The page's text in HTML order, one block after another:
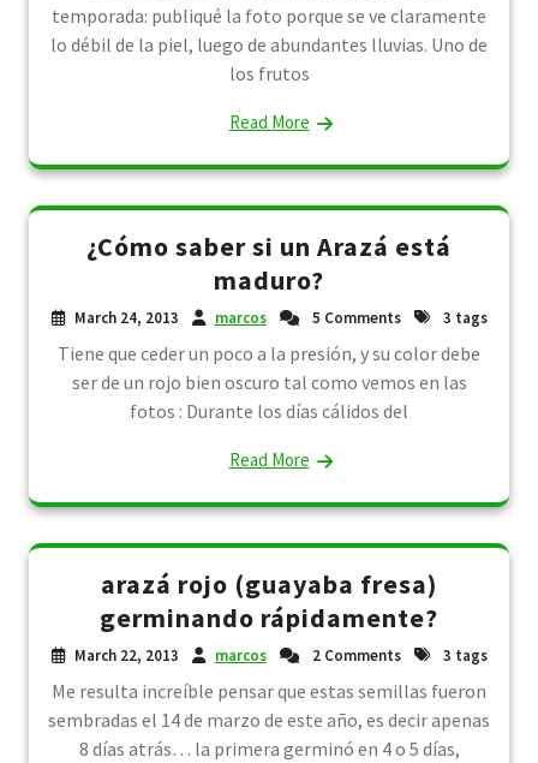
temporada: publiqué la foto porque se ve claramente
lo débil de la piel, luego de abundantes lluvias. Uno de
los frutos
Read More
¿Cómo saber si un Arazá está
maduro?
March 24, 2013 marcos 5 Comments 3 tags
Tiene que ceder un poco a la presión, y su color debe
ser de un rojo bien oscuro tal como vemos en las
fotos : Durante los días cálidos del
Read More
arazá rojo (guayaba fresa)
germinando rápidamente?
March 22, 2013 marcos 2 Comments 3 tags
Me resulta increíble pensar que estas semillas fueron
sembradas el 14 de marzo de este año, es decir apenas
8 días atrás… la primera germinó en 4 o 5 días,